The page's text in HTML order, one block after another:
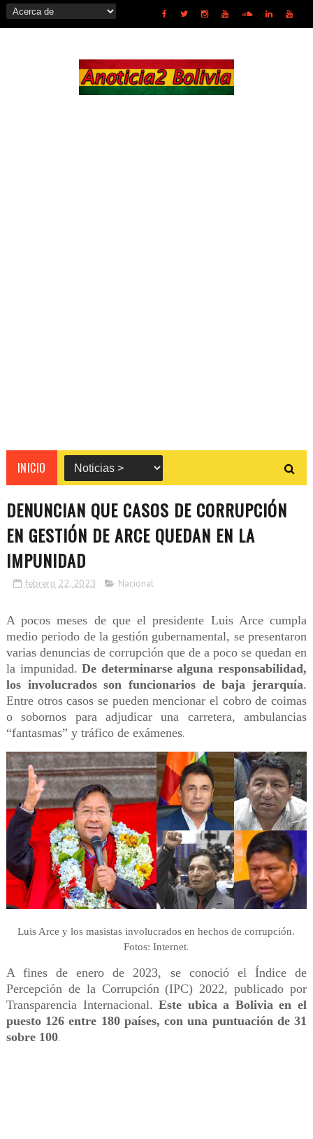
INICIO
DENUNCIAN QUE CASOS DE CORRUPCIÓN
EN GESTIÓN DE ARCE QUEDAN EN LA
IMPUNIDAD
febrero 22, 2023 Nacional
A pocos meses de que el presidente Luis Arce cumpla
medio periodo de la gestión gubernamental, se presentaron
varias denuncias de corrupción que de a poco se quedan en
la impunidad.De determinarse alguna responsabilidad,
los involucrados son funcionarios de baja jerarquía.
Entre otros casos se pueden mencionar el cobro de coimas
o sobornos para adjudicar una carretera, ambulancias
“fantasmas” y tráfico de exámenes.
Luis Arce y los masistas involucrados en hechos de corrupción.
Fotos: Internet.
A fines de enero de 2023, se conoció el Índice de
Percepción de la Corrupción (IPC) 2022, publicado por
Transparencia Internacional.Este ubica a Bolivia en el
puesto 126 entre 180 países, con una puntuación de 31
sobre 100.